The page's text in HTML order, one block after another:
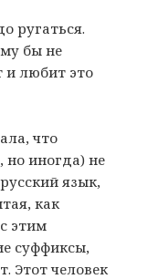
ругаться.
бы не
и любит это
что
но иногда) не
язык,
как
этим
суффиксы,
Этот человек